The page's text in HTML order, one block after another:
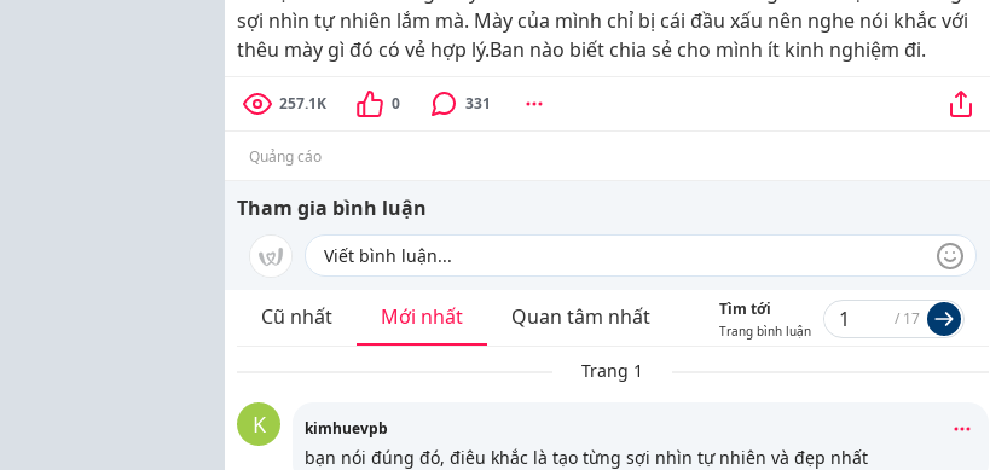
sợi nhìn tự nhiên lắm mà. Mày của mình chỉ bị cái đầu xấu nên nghe nói khắc với
thêu mày gì đó có vẻ hợp lý.Ban nào biết chia sẻ cho mình ít kinh nghiệm đi.
257.1K 0 331
Quảng cáo
Tham gia bình luận
Cũ nhất Mới nhất Quan tâm nhất Tìm tới
Trang bình luận
/ 17
Trang 1
K kimhuevpb
bạn nói đúng đó, điêu khắc là tạo từng sợi nhìn tự nhiên và đẹp nhất